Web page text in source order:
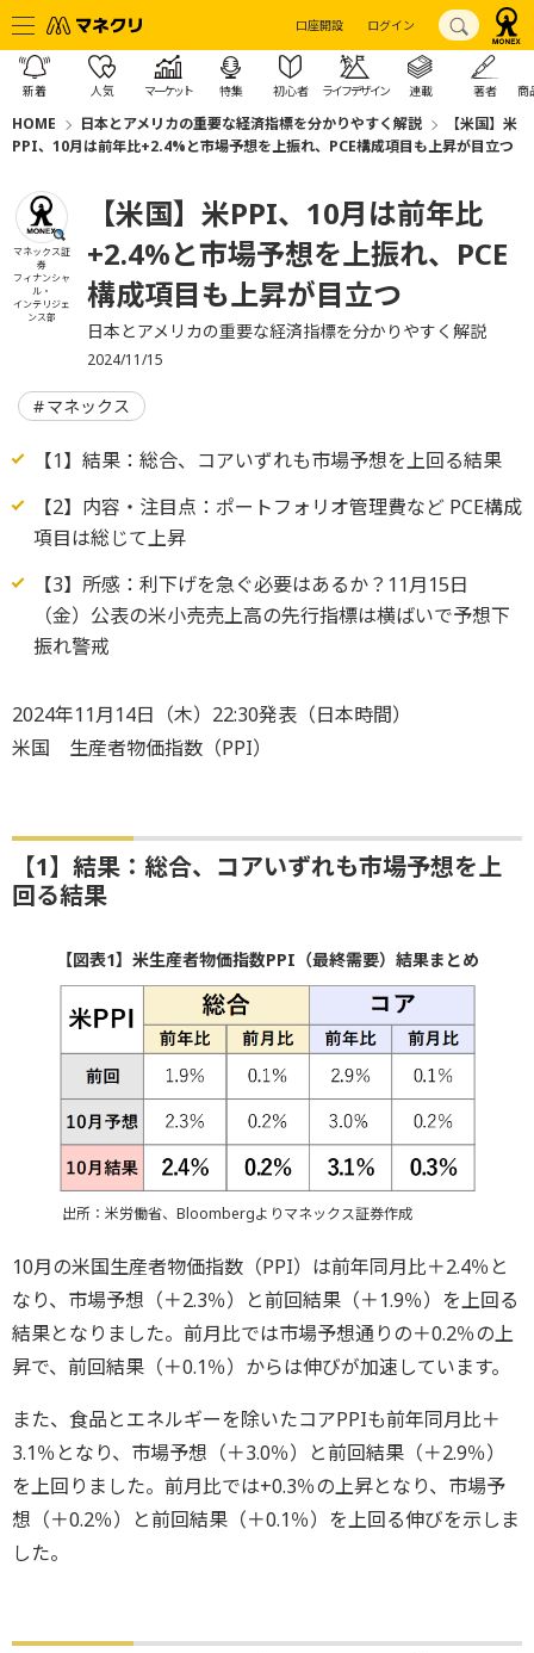
口座開設 ログイン
新着 人気 マーケット 特集 初心者 ライフデザイン 連載 著者 商
HOME 日本とアメリカの重要な経済指標を分かりやすく解説
【米国】米
PPI、10月は前年比+2.4%と市場予想を上振れ、PCE構成項目も上昇が目立つ
マネックス証
券
フィナンシャ
ル・
インテリジェ
ンス部
【米国】米PPI、10月は前年比
+2.4%と市場予想を上振れ、PCE
構成項目も上昇が目立つ
日本とアメリカの重要な経済指標を分かりやすく解説
2024/11/15
マネックス
【1】結果：総合、コアいずれも市場予想を上回る結果
【2】内容・注目点：ポートフォリオ管理費など PCE構成
項目は総じて上昇
【3】所感：利下げを急ぐ必要はあるか？11月15日
（金）公表の米小売売上高の先行指標は横ばいで予想下
振れ警戒
2024年11月14日（木）22:30発表（日本時間）
米国 生産者物価指数（PPI）
【1】結果：総合、コアいずれも市場予想を上
回る結果
【図表1】米生産者物価指数PPI（最終需要）結果まとめ
出所：米労働省、Bloombergよりマネックス証券作成
10月の米国生産者物価指数（PPI）は前年同月比＋2.4％と
なり、市場予想（＋2.3％）と前回結果（＋1.9％）を上回る
結果となりました。前月比では市場予想通りの＋0.2％の上
昇で、前回結果（＋0.1％）からは伸びが加速しています。
また、食品とエネルギーを除いたコアPPIも前年同月比＋
3.1％となり、市場予想（＋3.0％）と前回結果（＋2.9％）
を上回りました。前月比では+0.3％の上昇となり、市場予
想（＋0.2％）と前回結果（＋0.1％）を上回る伸びを示しま
した。